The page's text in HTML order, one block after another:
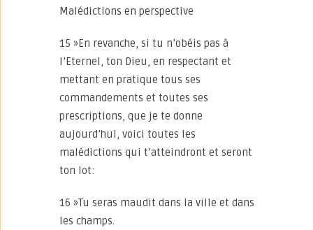
Malédictions en perspective
15 »En revanche, si tu n’obéis pas à
l’Eternel, ton Dieu, en respectant et
mettant en pratique tous ses
commandements et toutes ses
prescriptions, que je te donne
aujourd’hui, voici toutes les
malédictions qui t’atteindront et seront
ton lot:
16 »Tu seras maudit dans la ville et dans
les champs.